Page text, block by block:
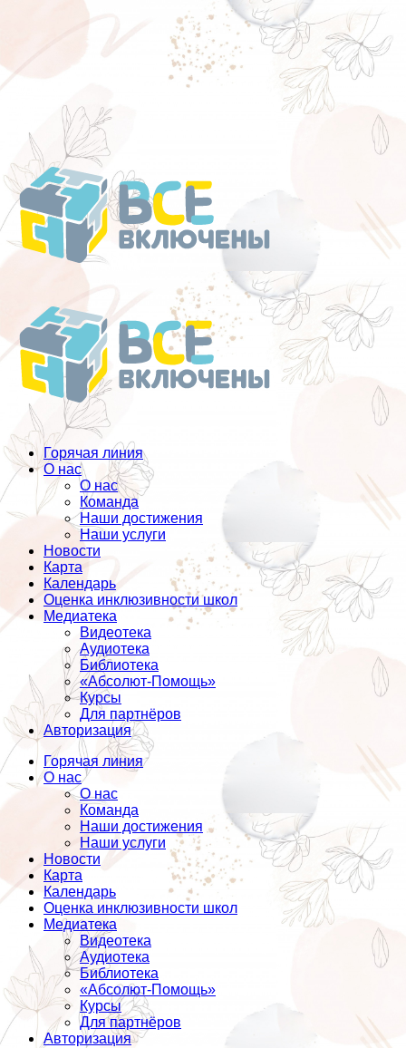
Перейти
к
содержанию
Горячая линия
О нас
О нас
Команда
Наши достижения
Наши услуги
Новости
Карта
Календарь
Оценка инклюзивности школ
Медиатека
Видеотека
Аудиотека
Библиотека
«Абсолют-Помощь»
Курсы
Для партнёров
Авторизация
Горячая линия
О нас
О нас
Команда
Наши достижения
Наши услуги
Новости
Карта
Календарь
Оценка инклюзивности школ
Медиатека
Видеотека
Аудиотека
Библиотека
«Абсолют-Помощь»
Курсы
Для партнёров
Авторизация